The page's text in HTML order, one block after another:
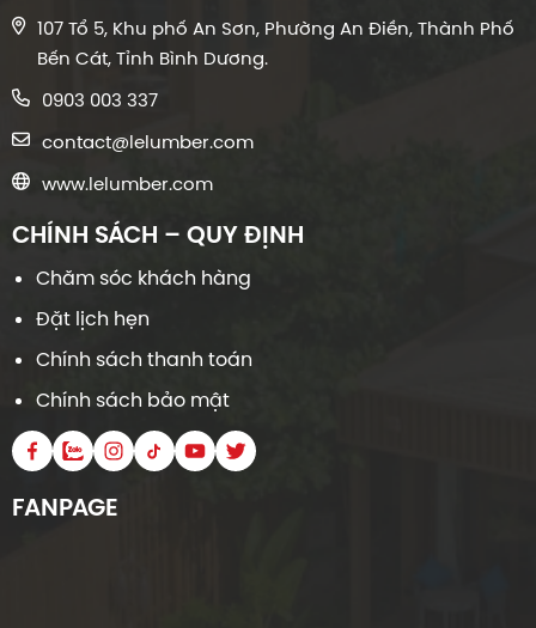
107 Tổ 5, Khu phố An Sơn, Phường An Điền, Thành Phố
Bến Cát, Tỉnh Bình Dương.
0903 003 337
contact@lelumber.com
www.lelumber.com
CHÍNH SÁCH – QUY ĐỊNH
Chăm sóc khách hàng
Đặt lịch hẹn
Chính sách thanh toán
Chính sách bảo mật
FANPAGE